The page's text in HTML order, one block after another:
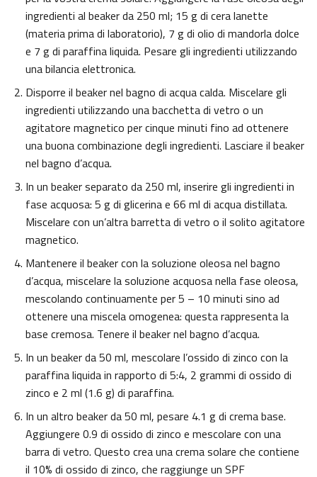
ingredienti al beaker da 250 ml; 15 g di cera lanette
(materia prima di laboratorio), 7 g di olio di mandorla dolce
e 7 g di paraffina liquida. Pesare gli ingredienti utilizzando
una bilancia elettronica.
Disporre il beaker nel bagno di acqua calda. Miscelare gli
ingredienti utilizzando una bacchetta di vetro o un
agitatore magnetico per cinque minuti fino ad ottenere
una buona combinazione degli ingredienti. Lasciare il beaker
nel bagno d’acqua.
In un beaker separato da 250 ml, inserire gli ingredienti in
fase acquosa: 5 g di glicerina e 66 ml di acqua distillata.
Miscelare con un’altra barretta di vetro o il solito agitatore
magnetico.
Mantenere il beaker con la soluzione oleosa nel bagno
d’acqua, miscelare la soluzione acquosa nella fase oleosa,
mescolando continuamente per 5 – 10 minuti sino ad
ottenere una miscela omogenea: questa rappresenta la
base cremosa. Tenere il beaker nel bagno d’acqua.
In un beaker da 50 ml, mescolare l’ossido di zinco con la
paraffina liquida in rapporto di 5:4, 2 grammi di ossido di
zinco e 2 ml (1.6 g) di paraffina.
In un altro beaker da 50 ml, pesare 4.1 g di crema base.
Aggiungere 0.9 di ossido di zinco e mescolare con una
barra di vetro. Questo crea una crema solare che contiene
il 10% di ossido di zinco, che raggiunge un SPF